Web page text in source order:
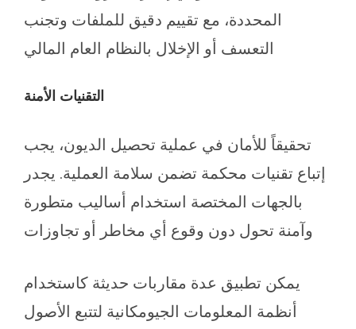
المحددة، مع تقييم دقيق للملفات وتجنب
التعسف أو الإخلال بالنظام العام المالي
التقنيات الأمنة
تحقيقاً للأمان في عملية تحصيل الديون، يجب
إتباع تقنيات محكمة تضمن سلامة العملية. يجدر
بالجهات المختصة استخدام أساليب متطورة
وآمنة تحول دون وقوع أي مخاطر أو تجاوزات
يمكن تطبيق عدة مقاربات حديثة كاستخدام
أنظمة المعلومات الجيومكانية لتتبع الأصول